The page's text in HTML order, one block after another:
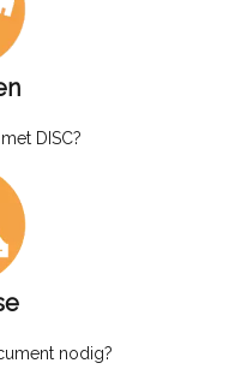
DISC?
nodig?